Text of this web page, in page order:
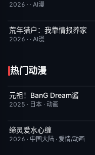
2026 · · AI漫
完结
荒年猎户：我靠情报养家
2026 · · AI漫
热门动漫
更新至第44集
元祖！BanG Dream酱
2025 · 日本 · 动画
更新至第02集
缔灵爱水心缠
2026 · 中国大陆 · 爱情/动画